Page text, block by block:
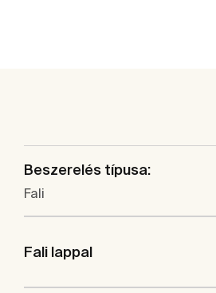
Beszerelés típusa:
Fali
Fali lappal